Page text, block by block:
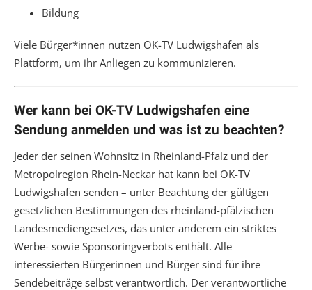
Bildung
Viele Bürger*innen nutzen OK-TV Ludwigshafen als
Plattform, um ihr Anliegen zu kommunizieren.
Wer kann bei OK-TV Ludwigshafen eine
Sendung anmelden und was ist zu beachten?
Jeder der seinen Wohnsitz in Rheinland-Pfalz und der
Metropolregion Rhein-Neckar hat kann bei OK-TV
Ludwigshafen senden – unter Beachtung der gültigen
gesetzlichen Bestimmungen des rheinland-pfälzischen
Landesmediengesetzes, das unter anderem ein striktes
Werbe- sowie Sponsoringverbots enthält. Alle
interessierten Bürgerinnen und Bürger sind für ihre
Sendebeiträge selbst verantwortlich. Der verantwortliche